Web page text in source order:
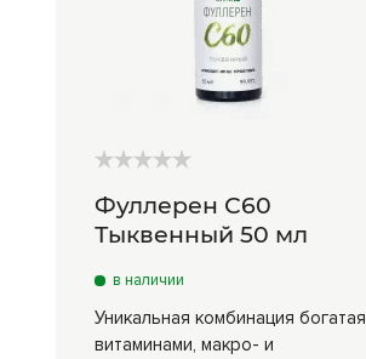
Фуллерен С60
Тыквенный 50 мл
в наличии
Уникальная комбинация богатая
витаминами, макро- и